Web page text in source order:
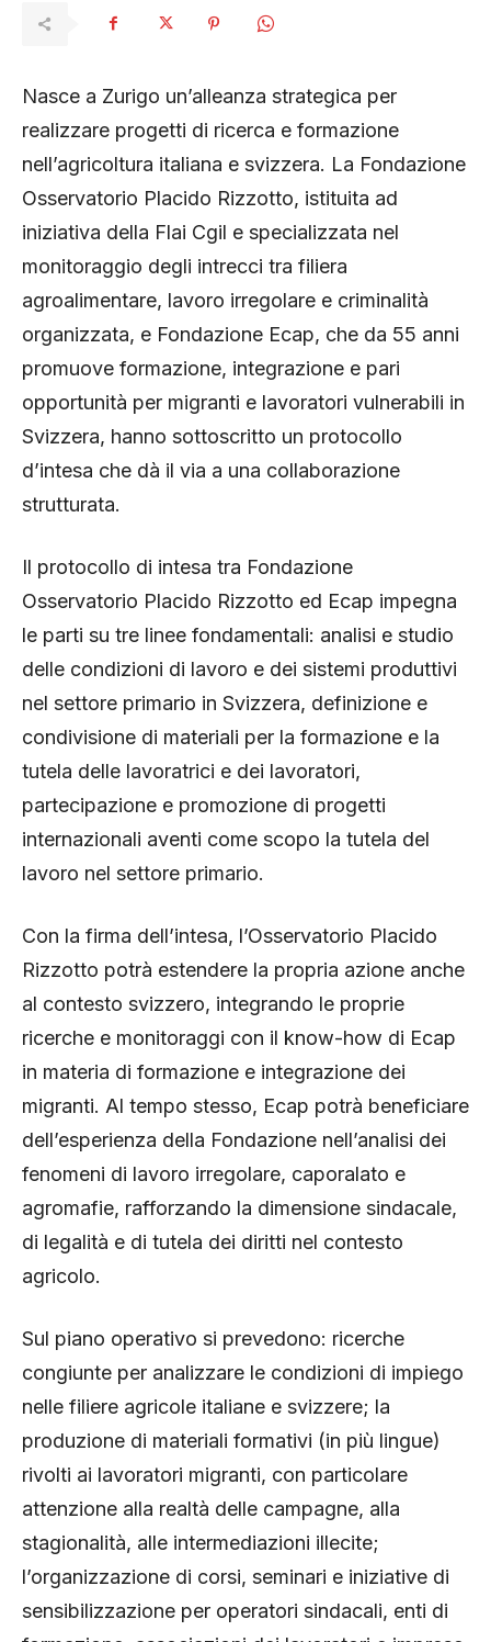
Nasce a Zurigo un’alleanza strategica per
realizzare progetti di ricerca e formazione
nell’agricoltura italiana e svizzera. La Fondazione
Osservatorio Placido Rizzotto, istituita ad
iniziativa della Flai Cgil e specializzata nel
monitoraggio degli intrecci tra filiera
agroalimentare, lavoro irregolare e criminalità
organizzata, e Fondazione Ecap, che da 55 anni
promuove formazione, integrazione e pari
opportunità per migranti e lavoratori vulnerabili in
Svizzera, hanno sottoscritto un protocollo
d’intesa che dà il via a una collaborazione
strutturata.
Il protocollo di intesa tra Fondazione
Osservatorio Placido Rizzotto ed Ecap impegna
le parti su tre linee fondamentali: analisi e studio
delle condizioni di lavoro e dei sistemi produttivi
nel settore primario in Svizzera, definizione e
condivisione di materiali per la formazione e la
tutela delle lavoratrici e dei lavoratori,
partecipazione e promozione di progetti
internazionali aventi come scopo la tutela del
lavoro nel settore primario.
Con la firma dell’intesa, l’Osservatorio Placido
Rizzotto potrà estendere la propria azione anche
al contesto svizzero, integrando le proprie
ricerche e monitoraggi con il know-how di Ecap
in materia di formazione e integrazione dei
migranti. Al tempo stesso, Ecap potrà beneficiare
dell’esperienza della Fondazione nell’analisi dei
fenomeni di lavoro irregolare, caporalato e
agromafie, rafforzando la dimensione sindacale,
di legalità e di tutela dei diritti nel contesto
agricolo.
Sul piano operativo si prevedono: ricerche
congiunte per analizzare le condizioni di impiego
nelle filiere agricole italiane e svizzere; la
produzione di materiali formativi (in più lingue)
rivolti ai lavoratori migranti, con particolare
attenzione alla realtà delle campagne, alla
stagionalità, alle intermediazioni illecite;
l’organizzazione di corsi, seminari e iniziative di
sensibilizzazione per operatori sindacali, enti di